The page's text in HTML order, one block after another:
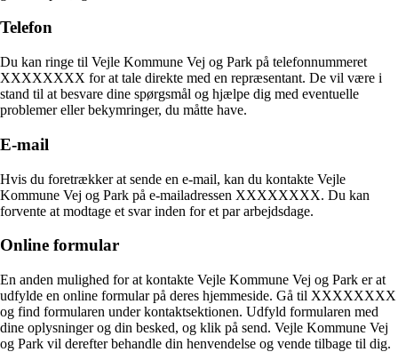
Telefon
Du kan ringe til Vejle Kommune Vej og Park på telefonnummeret
XXXXXXXX for at tale direkte med en repræsentant. De vil være i
stand til at besvare dine spørgsmål og hjælpe dig med eventuelle
problemer eller bekymringer, du måtte have.
E-mail
Hvis du foretrækker at sende en e-mail, kan du kontakte Vejle
Kommune Vej og Park på e-mailadressen XXXXXXXX. Du kan
forvente at modtage et svar inden for et par arbejdsdage.
Online formular
En anden mulighed for at kontakte Vejle Kommune Vej og Park er at
udfylde en online formular på deres hjemmeside. Gå til XXXXXXXX
og find formularen under kontaktsektionen. Udfyld formularen med
dine oplysninger og din besked, og klik på send. Vejle Kommune Vej
og Park vil derefter behandle din henvendelse og vende tilbage til dig.